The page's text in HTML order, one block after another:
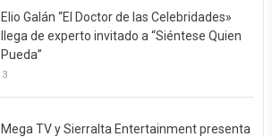
Elio Galán “El Doctor de las Celebridades»
llega de experto invitado a “Siéntese Quien
Pueda”
3
Mega TV y Sierralta Entertainment presenta